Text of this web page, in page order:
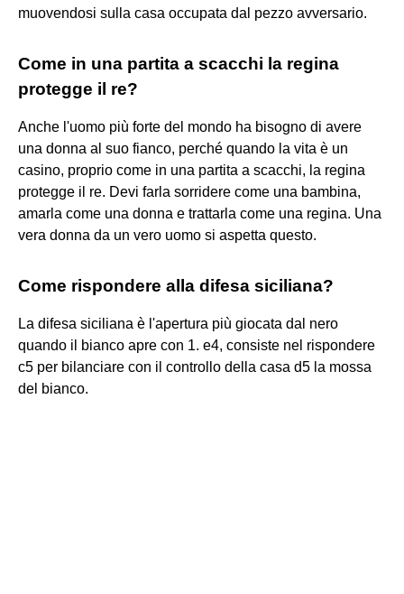
muovendosi sulla casa occupata dal pezzo avversario.
Come in una partita a scacchi la regina
protegge il re?
Anche l'uomo più forte del mondo ha bisogno di avere
una donna al suo fianco, perché quando la vita è un
casino, proprio come in una partita a scacchi, la regina
protegge il re. Devi farla sorridere come una bambina,
amarla come una donna e trattarla come una regina. Una
vera donna da un vero uomo si aspetta questo.
Come rispondere alla difesa siciliana?
La difesa siciliana è l'apertura più giocata dal nero
quando il bianco apre con 1. e4, consiste nel rispondere
c5 per bilanciare con il controllo della casa d5 la mossa
del bianco.